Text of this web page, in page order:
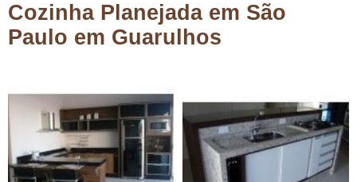
Cozinha Planejada em São
Paulo em Guarulhos